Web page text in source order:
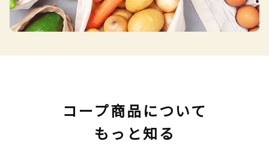
コープ商品について
もっと知る